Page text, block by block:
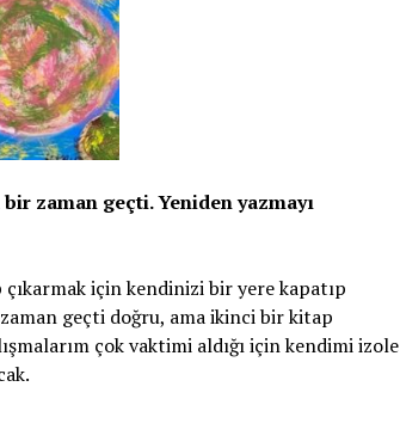
zaman geçti. Yeniden yazmayı
için kendinizi bir yere kapatıp
geçti doğru, ama ikinci bir kitap
çok vaktimi aldığı için kendimi izole